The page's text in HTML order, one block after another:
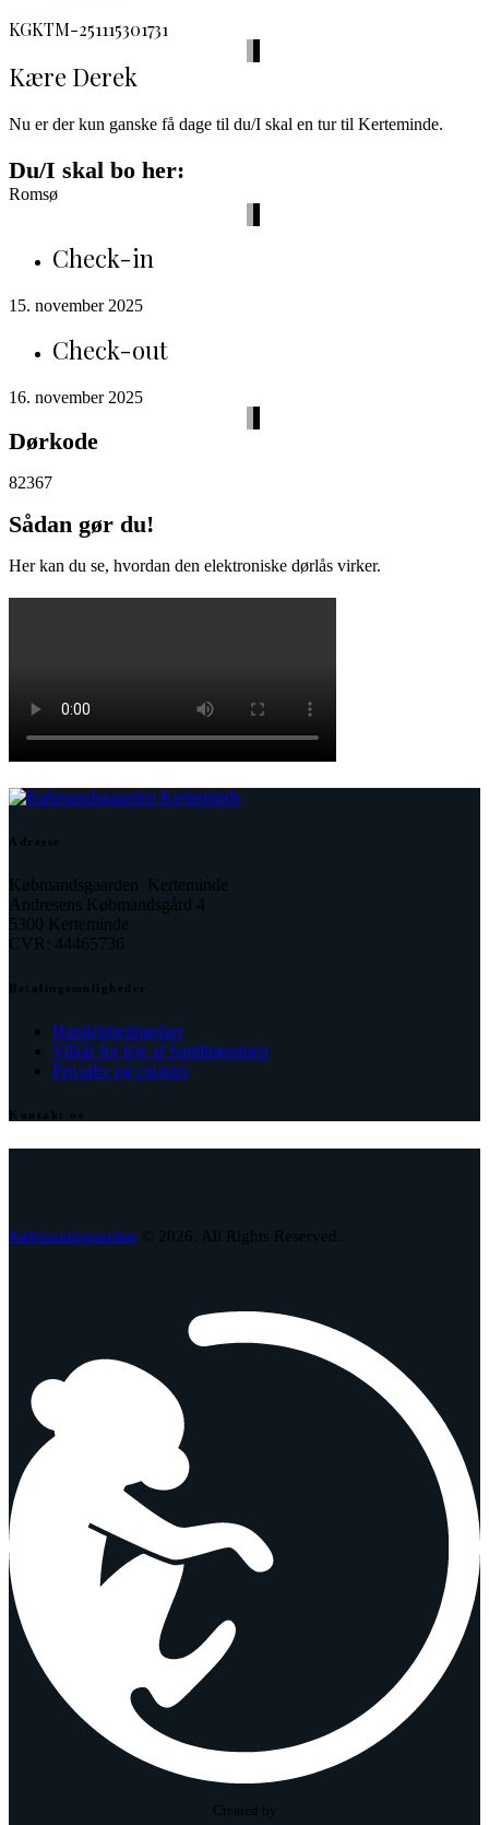
facebook
envelope-
phone-
KGKTM-251115301731
Kære Derek
Nu er der kun ganske få dage til du/I skal en tur til Kerteminde.
Du/I skal bo her:
Romsø
Check-in
15. november 2025
Check-out
16. november 2025
Dørkode
82367
Sådan gør du!
Her kan du se, hvordan den elektroniske dørlås virker.
Adresse
Købmandsgaarden Kerteminde
Andresens Købmandsgård 4
5300 Kerteminde
CVR: 44465736
Betalingsmuligheder
Handelsbetingelser
Vilkår for leje af Samlingsstuen
Privatliv og cookies
Kontakt os
Købmandsgaarden © 2026. All Rights Reserved.
Created by